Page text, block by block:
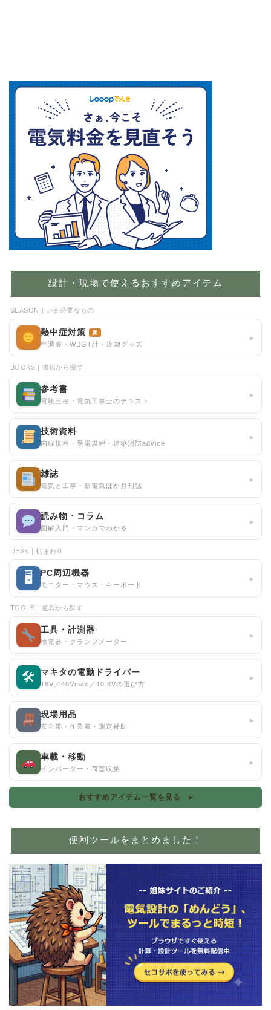
設計・現場で使えるおすすめアイテム
SEASON｜いま必要なもの
熱中症対策 夏
空調服・WBGT計・冷却グッズ
▸
BOOKS｜書籍から探す
参考書
電験三種・電気工事士のテキスト
▸
技術資料
内線規程・受電規程・建築消防advice
▸
雑誌
電気と工事・新電気ほか月刊誌
▸
読み物・コラム
図解入門・マンガでわかる
▸
DESK｜机まわり
🖥 PC周辺機器
モニター・マウス・キーボード
▸
TOOLS｜道具から探す
工具・計測器
検電器・クランプメーター
▸
🛠 マキタの電動ドライバー
18V／40Vmax／10.8Vの選び方
▸
現場用品
安全帯・作業着・測定補助
▸
車載・移動
インバーター・荷室収納
▸
おすすめアイテム一覧を見る ▸
便利ツールをまとめました！